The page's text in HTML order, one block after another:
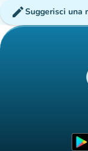
editSuggerisci una